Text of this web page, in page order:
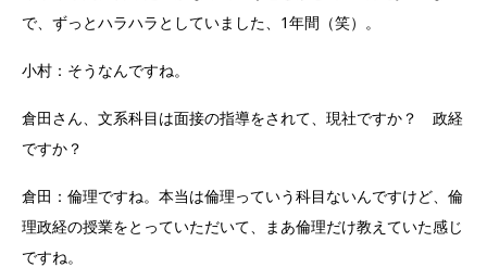
で、ずっとハラハラとしていました、1年間（笑）。
小村：そうなんですね。
倉田さん、文系科目は面接の指導をされて、現社ですか？ 政経
ですか？
倉田：倫理ですね。本当は倫理っていう科目ないんですけど、倫
理政経の授業をとっていただいて、まあ倫理だけ教えていた感じ
ですね。